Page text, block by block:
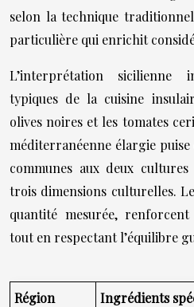
selon la technique
particulière qui enrichit
L’interprétation sicilienne
typiques de la cuisine
olives noires et les tomates
méditerranéenne élargie puise
communes aux deux
trois dimensions culturelles.
quantité mesurée, renforcent
tout en respectant l’équilibre
Région Ingrédients